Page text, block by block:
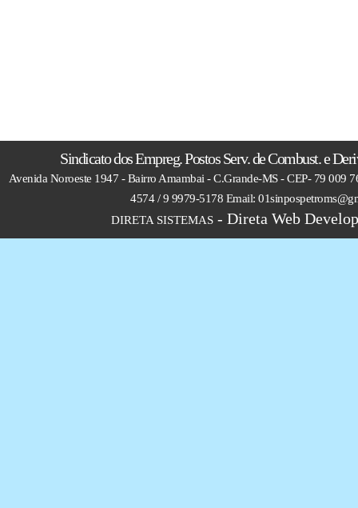
Sindicato dos Empreg. Postos Serv. de Combust. e
Avenida Noroeste 1947 - Bairro Amambai - C.Grande-MS - CEP- 79 009
4574 / 9 9979-5178 Email:
DIRETA SISTEMAS- Direta Web